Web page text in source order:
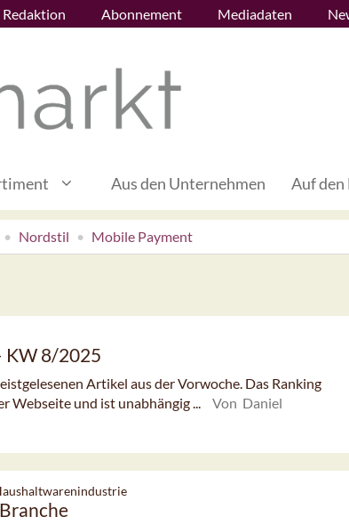
Redaktion Abonnement Mediadaten
Aus den Unternehmen Auf den
Nordstil Mobile Payment
KW 8/2025
Artikel aus der Vorwoche. Das Ranking
Webseite und ist unabhängig ...
Von Daniel